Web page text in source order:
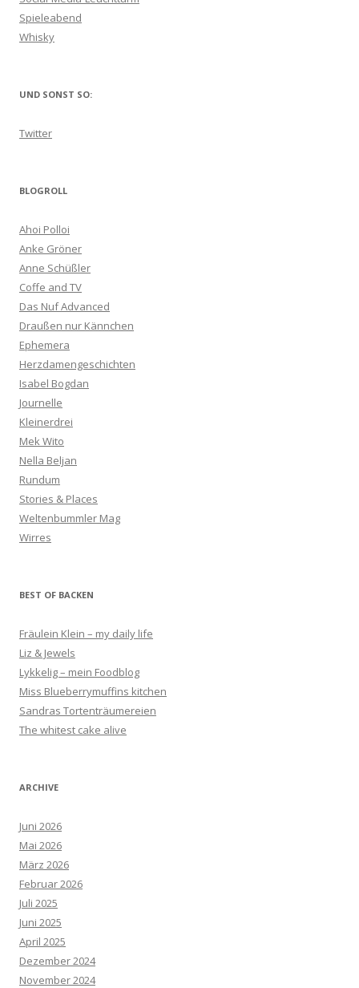
Spieleabend
Whisky
UND SONST SO:
Twitter
BLOGROLL
Ahoi Polloi
Anke Gröner
Anne Schüßler
Coffe and TV
Das Nuf Advanced
Draußen nur Kännchen
Ephemera
Herzdamengeschichten
Isabel Bogdan
Journelle
Kleinerdrei
Mek Wito
Nella Beljan
Rundum
Stories & Places
Weltenbummler Mag
Wirres
BEST OF BACKEN
Fräulein Klein – my daily life
Liz & Jewels
Lykkelig – mein Foodblog
Miss Blueberrymuffins kitchen
Sandras Tortenträumereien
The whitest cake alive
ARCHIVE
Juni 2026
Mai 2026
März 2026
Februar 2026
Juli 2025
Juni 2025
April 2025
Dezember 2024
November 2024